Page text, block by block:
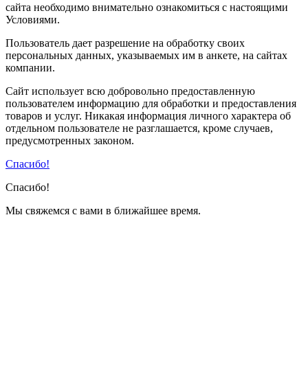
сайта необходимо внимательно ознакомиться с настоящими
Условиями.
Пользователь дает разрешение на обработку своих
персональных данных, указываемых им в анкете, на сайтах
компании.
Сайт использует всю добровольно предоставленную
пользователем информацию для обработки и предоставления
товаров и услуг. Никакая информация личного характера об
отдельном пользователе не разглашается, кроме случаев,
предусмотренных законом.
Спасибо!
Спасибо!
Мы свяжемся с вами в ближайшее время.